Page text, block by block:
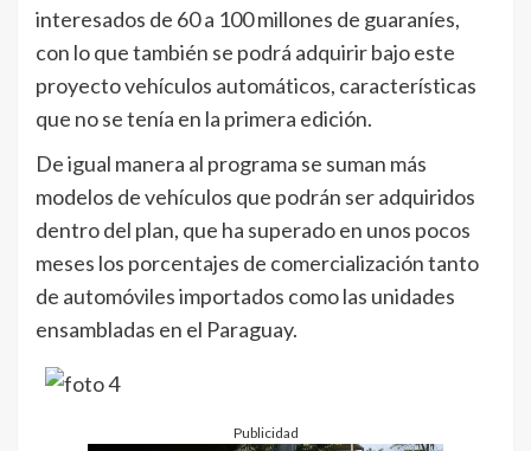
interesados de 60 a 100 millones de guaraníes,
con lo que también se podrá adquirir bajo este
proyecto vehículos automáticos, características
que no se tenía en la primera edición.
De igual manera al programa se suman más
modelos de vehículos que podrán ser adquiridos
dentro del plan, que ha superado en unos pocos
meses los porcentajes de comercialización tanto
de automóviles importados como las unidades
ensambladas en el Paraguay.
Publicidad